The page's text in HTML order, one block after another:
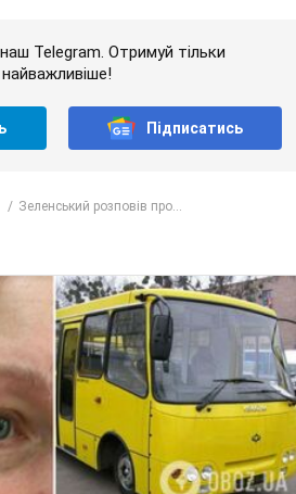
Telegram. Отримуй тільки
найважливіше!
Підписатись
Зеленський розповів про...